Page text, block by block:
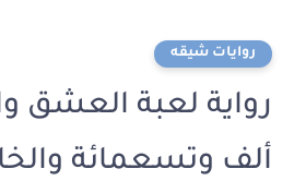
روايات شيقه
رواية لعبة العشق
ألف وتسعمائة